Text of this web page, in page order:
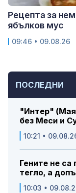
ПОСЛЕДНИ
"Интер"
без Меси и
10:21 •
Гените не
тегло, а
10:03 •
Рецепта за
ябълков мус
09:46 • 09.08.26